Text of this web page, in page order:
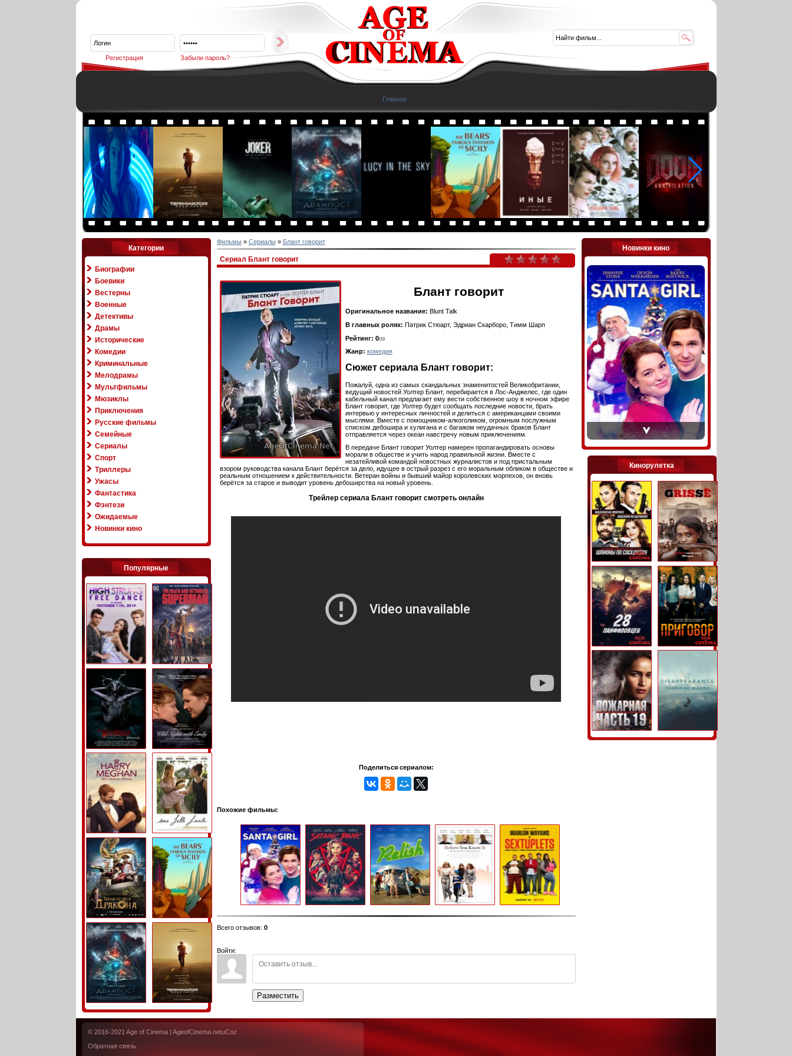
Регистрация Забыли пароль?
Главная
Категории
Биографии
Боевики
Вестерны
Военные
Детективы
Драмы
Исторические
Комедии
Криминальные
Мелодрамы
Мультфильмы
Мюзиклы
Приключения
Русские фильмы
Семейные
Сериалы
Спорт
Триллеры
Ужасы
Фантастика
Фэнтези
Ожидаемые
Новинки кино
Популярные
Фильмы» Сериалы» Блант говорит
Сериал Блант говорит
Блант говорит
Оригинальное название: Blunt Talk
В главных ролях: Патрик Стюарт, Эдриан Скарборо, Тимм Шарп
Рейтинг: 0/10
Жанр: комедия
Сюжет сериала Блант говорит:
Пожалуй, одна из самых скандальных знаменитостей Великобритании,
ведущий новостей Уолтер Блант, перебирается в Лос-Анджелес, где один
кабельный канал предлагает ему вести собственное шоу в ночном эфире
Блант говорит, где Уолтер будет сообщать последние новости, брать
интервью у интересных личностей и делиться с американцами своими
мыслями. Вместе с помощником-алкоголиком, огромным послужным
списком дебошира и хулигана и с багажом неудачных браков Блант
отправляется через океан навстречу новым приключениям.
В передаче Блант говорит Уолтер намерен пропагандировать основы
морали в обществе и учить народ правильной жизни. Вместе с
незатейливой командой новостных журналистов и под пристальным
взором руководства канала Блант берётся за дело, идущее в острый разрез с его моральным обликом в обществе и
реальным отношением к действительности. Ветеран войны и бывший майор королевских морпехов, он вновь
берётся за старое и выводит уровень дебоширства на новый уровень.
Трейлер сериала Блант говорит смотреть онлайн
Поделиться сериалом:
Похожие фильмы:
Всего отзывов: 0
Войти:
Разместить
Новинки кино
Кинорулетка
© 2016-2021 Age of Cinema| AgeofCinema.netuCoz
Обратная связь